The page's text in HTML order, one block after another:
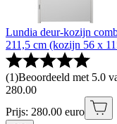
Lundia deur-kozijn
211,5 cm (kozijn 56 x
(1)Beoordeeld met 5.0
280.00
Prijs: 280.00 euro